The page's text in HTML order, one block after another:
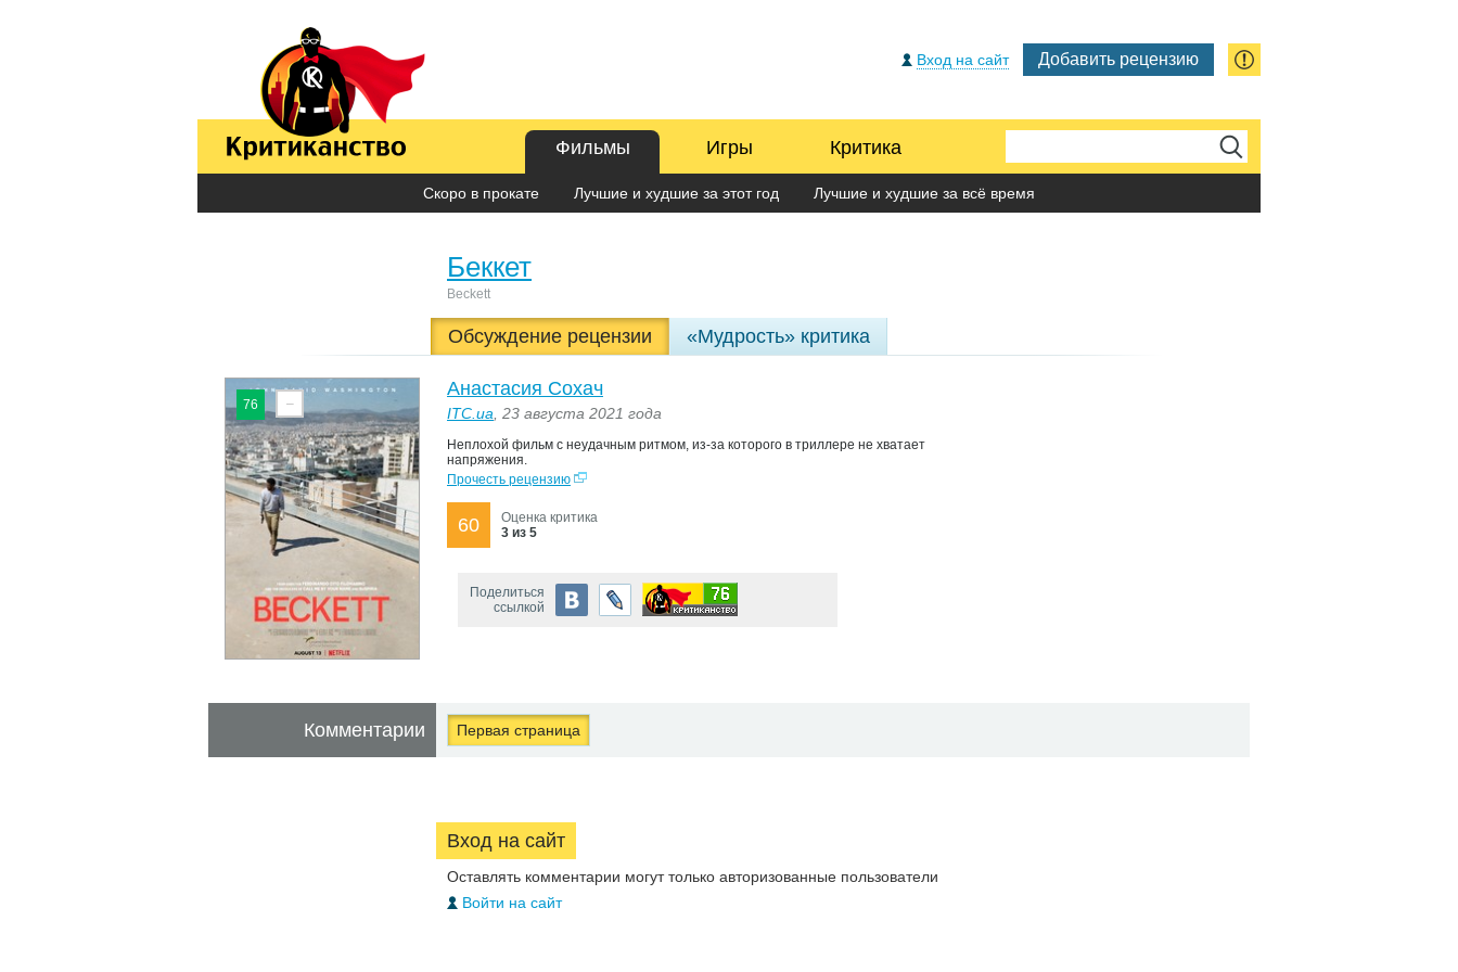
Вход на сайт Добавить рецензию
Фильмы
Скоро в прокате Лучшие и худшие за этот год Лучшие и худшие за всё время
Игры Критика
Беккет
Beckett
Обсуждение рецензии «Мудрость» критика
76 –
Анастасия Сохач
ITC.ua , 23 августа 2021 года
Неплохой фильм с неудачным ритмом, из-за которого в триллере не хватает
напряжения.
Прочесть рецензию
60
Оценка критика
3 из 5
Поделиться
ссылкой
Комментарии Первая страница
Вход на сайт
Оставлять комментарии могут только авторизованные пользователи
Войти на сайт